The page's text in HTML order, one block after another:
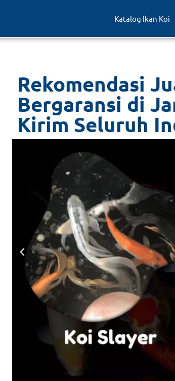
Katalog Ikan Koi
Rekomendasi
Bergaransi di
Kirim Seluruh